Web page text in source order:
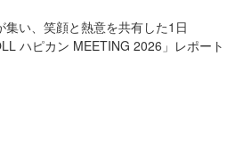
い、笑顔と熱意を共有した1日
ハピカン MEETING 2026」レポート